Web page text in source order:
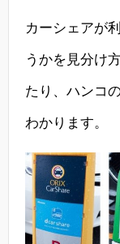
カーシェアが
うかを見分け
たり、ハンコ
わかります。